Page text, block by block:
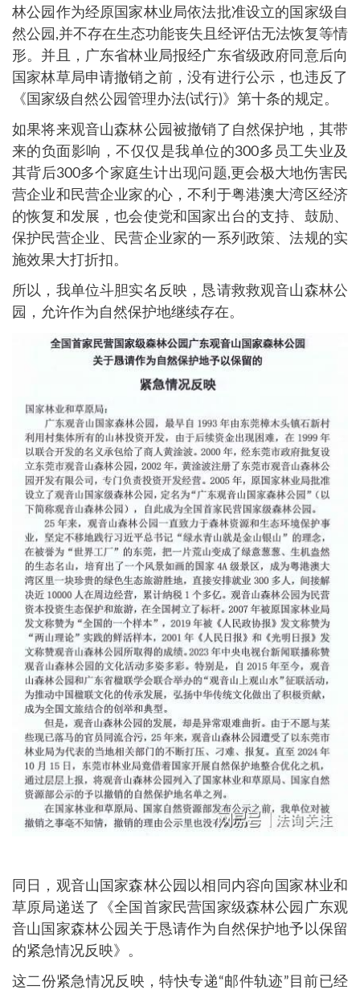
林公园作为经原国家林业局依法批准设立的国家级自
然公园,并不存在生态功能丧失且经评估无法恢复等情
形。并且，广东省林业局报经广东省级政府同意后向
国家林草局申请撤销之前，没有进行公示，也违反了
《国家级自然公园管理办法(试行)》第十条的规定。
如果将来观音山森林公园被撤销了自然保护地，其带
来的负面影响，不仅仅是我单位的300多员工失业及
其背后300多个家庭生计出现问题,更会极大地伤害民
营企业和民营企业家的心，不利于粤港澳大湾区经济
的恢复和发展，也会使党和国家出台的支持、鼓励、
保护民营企业、民营企业家的一系列政策、法规的实
施效果大打折扣。
所以，我单位斗胆实名反映，恳请救救观音山森林公
园，允许作为自然保护地继续存在。
同日，观音山国家森林公园以相同内容向国家林业和
草原局递送了《全国首家民营国家级森林公园广东观
音山国家森林公园关于恳请作为自然保护地予以保留
的紧急情况反映》。
这二份紧急情况反映，特快专递“邮件轨迹”目前已经